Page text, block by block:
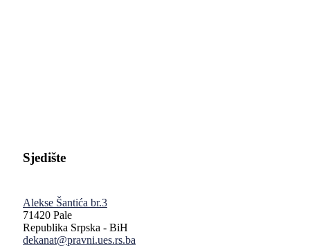
Sjedište
Alekse Šantića br.3
71420 Pale
Republika Srpska - BiH
dekanat@pravni.ues.rs.ba